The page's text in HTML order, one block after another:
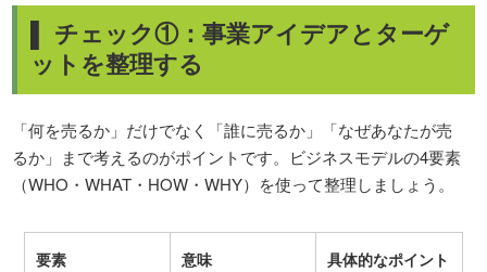
▌ チェック①：事業アイデアとターゲ
ットを整理する
「何を売るか」だけでなく「誰に売るか」「なぜあなたが売
るか」まで考えるのがポイントです。ビジネスモデルの4要素
（WHO・WHAT・HOW・WHY）を使って整理しましょう。
要素 意味 具体的なポイント